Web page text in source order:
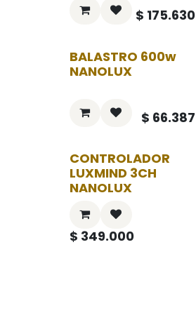
$ 175.630
BALASTRO 600w
NANOLUX
$ 66.387
CONTROLADOR
LUXMIND 3CH
NANOLUX
$ 349.000